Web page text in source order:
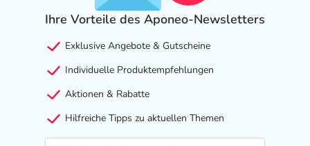
Ihre Vorteile des Aponeo-Newsletters
Exklusive Angebote & Gutscheine
Individuelle Produktempfehlungen
Aktionen & Rabatte
Hilfreiche Tipps zu aktuellen Themen